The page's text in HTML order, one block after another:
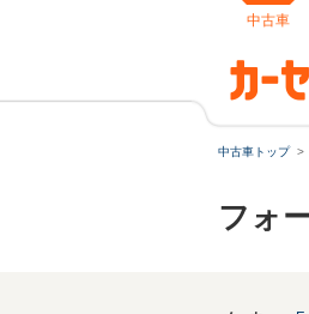
中古車
中古車トップ
フォ